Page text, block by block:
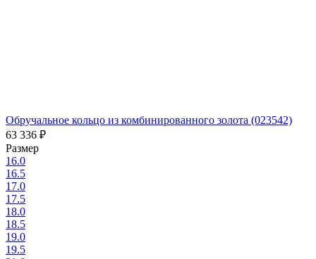
Обручальное кольцо из комбинированного золота (023542)
63 336 ₽
Размер
16.0
16.5
17.0
17.5
18.0
18.5
19.0
19.5